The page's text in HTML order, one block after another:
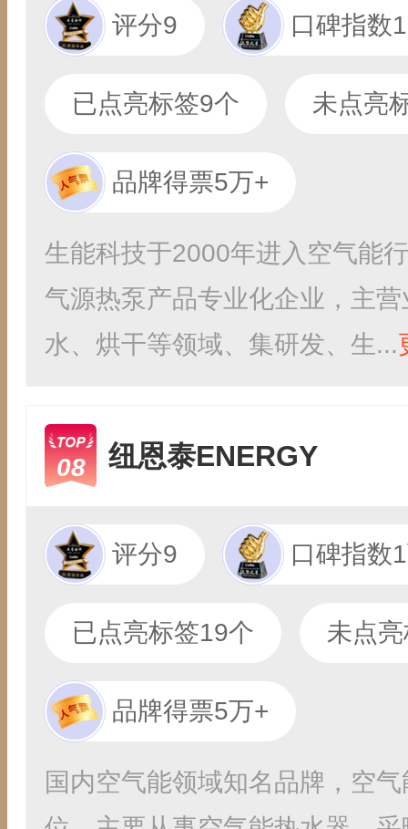
评分9 口碑指数
已点亮标签9个 未点亮
品牌得票5万+
生能科技于2000年进入空气能
气源热泵产品专业化企业，主
水、烘干等领域、集研发、生...
08 纽恩泰ENERGY
评分9 口碑指数
已点亮标签19个 未点
品牌得票5万+
国内空气能领域知名品牌，空